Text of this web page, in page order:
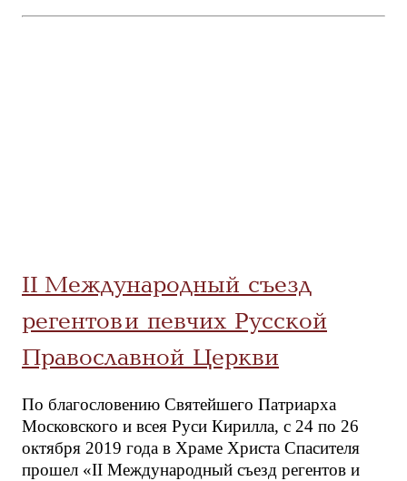
II Международный съезд
регентов и певчих Русской
Православной Церкви
По благословению Святейшего Патриарха
Московского и всея Руси Кирилла, с 24 по 26
октября 2019 года в Храме Христа Спасителя
прошел «II Международный съезд регентов и